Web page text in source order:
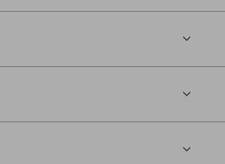
aan